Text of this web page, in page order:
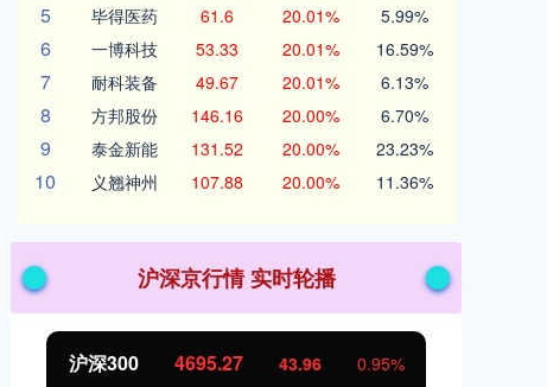
5 毕得医药 61.6 20.01% 5.99%
6 一博科技 53.33 20.01% 16.59%
7 耐科装备 49.67 20.01% 6.13%
8 方邦股份 146.16 20.00% 6.70%
9 泰金新能 131.52 20.00% 23.23%
10 义翘神州 107.88 20.00% 11.36%
沪深京行情 实时轮播
沪深300 4695.27 43.96 0.95%